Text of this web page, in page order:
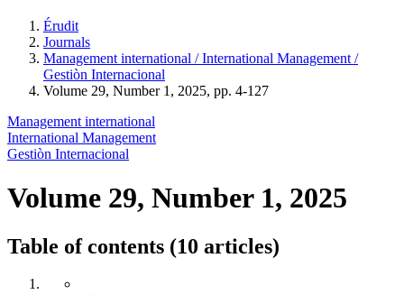
Érudit
Journals
Management international / International Management /
Gestiòn Internacional
Volume 29, Number 1, 2025, pp. 4-127
Management international
International Management
Gestiòn Internacional
Volume 29, Number 1, 2025
Table of contents (10 articles)